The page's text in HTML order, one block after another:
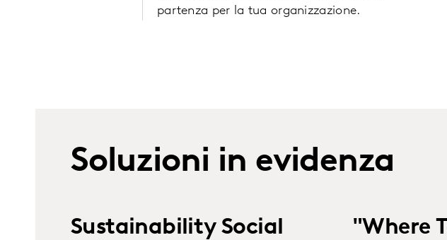
partenza per la tua organizzazione.
Soluzioni in evidenza
Sustainability Social
"Where